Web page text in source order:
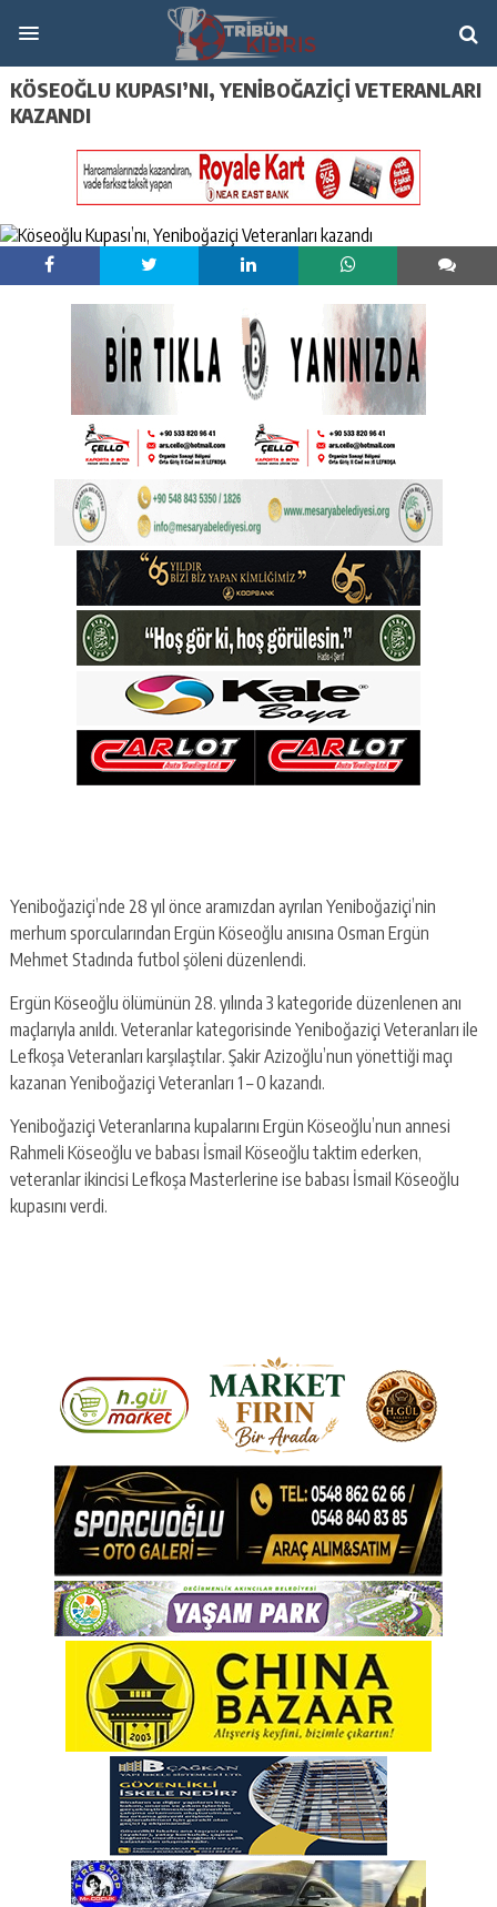
KÖSEOĞLU KUPASI’NI, YENIBOĞAZIÇI VETERANLARI
KAZANDI
Yeniboğaziçi’nde 28 yıl önce aramızdan ayrılan Yeniboğaziçi’nin
merhum sporcularından Ergün Köseoğlu anısına Osman Ergün
Mehmet Stadında futbol şöleni düzenlendi.
Ergün Köseoğlu ölümünün 28. yılında 3 kategoride düzenlenen anı
maçlarıyla anıldı. Veteranlar kategorisinde Yeniboğaziçi Veteranları ile
Lefkoşa Veteranları karşılaştılar. Şakir Azizoğlu’nun yönettiği maçı
kazanan Yeniboğaziçi Veteranları 1 – 0 kazandı.
Yeniboğaziçi Veteranlarına kupalarını Ergün Köseoğlu’nun annesi
Rahmeli Köseoğlu ve babası İsmail Köseoğlu taktim ederken,
veteranlar ikincisi Lefkoşa Masterlerine ise babası İsmail Köseoğlu
kupasını verdi.